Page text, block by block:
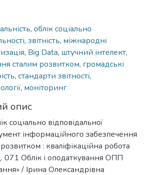
, облік соціально
, звітність, міжнародні
, Big Data, штучний інтелект,
сталим розвитком, громадські
, стандарти звітності,
, моніторинг
опис
соціально відповідальної
інформаційного забезпечення
: кваліфікаційна робота
071 Облік і оподаткування ОПП
/ Ірина Олександрівна